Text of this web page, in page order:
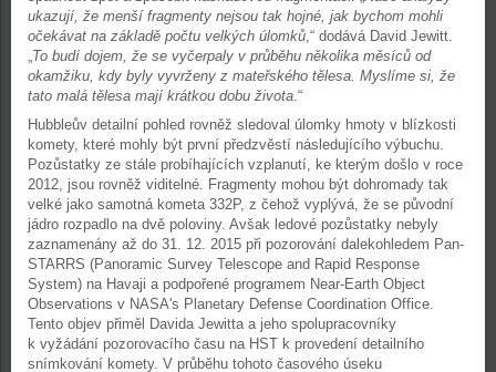
ukazují, že menší fragmenty nejsou tak hojné, jak bychom mohli
očekávat na základě počtu velkých úlomků,“ dodává David Jewitt.
„To budí dojem, že se vyčerpaly v průběhu několika měsíců od
okamžiku, kdy byly vyvrženy z mateřského tělesa. Myslíme si, že
tato malá tělesa mají krátkou dobu života.“
Hubbleův detailní pohled rovněž sledoval úlomky hmoty v blízkosti
komety, které mohly být první předzvěstí následujícího výbuchu.
Pozůstatky ze stále probíhajících vzplanutí, ke kterým došlo v roce
2012, jsou rovněž viditelné. Fragmenty mohou být dohromady tak
velké jako samotná kometa 332P, z čehož vyplývá, že se původní
jádro rozpadlo na dvě poloviny. Avšak ledové pozůstatky nebyly
zaznamenány až do 31. 12. 2015 při pozorování dalekohledem Pan-
STARRS (Panoramic Survey Telescope and Rapid Response
System) na Havaji a podpořené programem Near-Earth Object
Observations v NASA's Planetary Defense Coordination Office.
Tento objev přiměl Davida Jewitta a jeho spolupracovníky
k vyžádání pozorovacího času na HST k provedení detailního
snímkování komety. V průběhu tohoto časového úseku